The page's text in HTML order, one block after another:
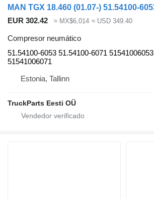
EUR 302.42 ≈ MX$6,014 ≈ USD 349.40
Compresor neumático
51.54100-6053 51.54100-6071 51541006053
51541006071
Estonia, Tallinn
TruckParts Eesti OÜ